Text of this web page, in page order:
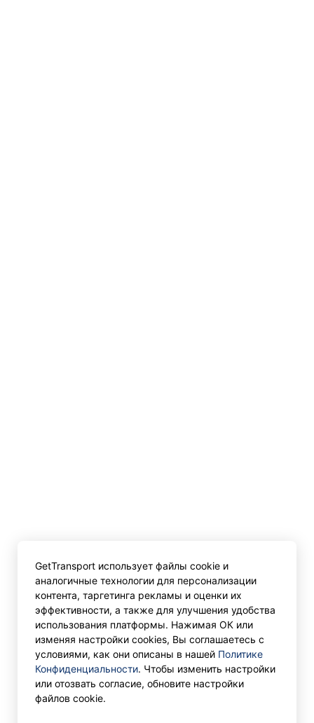
GetTransport использует файлы cookie и
аналогичные технологии для персонализации
контента, таргетинга рекламы и оценки их
эффективности, а также для улучшения удобства
использования платформы. Нажимая ОК или
изменяя настройки cookies, Вы соглашаетесь с
условиями, как они описаны в нашей Политике
Конфиденциальности. Чтобы изменить настройки
или отозвать согласие, обновите настройки
файлов cookie.